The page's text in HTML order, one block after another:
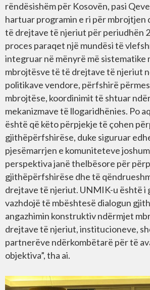
rëndësishëm për Kosovën, pasi
hartuar programin e ri për mbrojtjen
të drejtave të njeriut për periudhën
proces paraqet një mundësi të
integruar në mënyrë më sistematike
mbrojtësve të të drejtave të njeriut
politikave vendore, përfshirë
mbrojtëse, koordinimit të shtuar
mekanizmave të llogaridhënies. Po
është që këto përpjekje të çohen
gjithëpërfshirëse, duke siguruar
pjesëmarrjen e komuniteteve
perspektiva janë thelbësore për
gjithëpërfshirëse dhe të
drejtave të njeriut. UNMIK-u është i
vazhdojë të mbështesë dialogun
angazhimin konstruktiv ndërmjet
drejtave të njeriut, institucioneve,
partnerëve ndërkombëtarë për të
objektiva”, tha ai.